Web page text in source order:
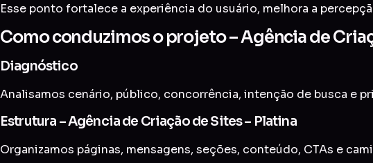
Esse ponto fortalece a experiência do usuário, melhora a
Como conduzimos o projeto – Agência de
Diagnóstico
Analisamos cenário, público, concorrência, intenção de busca e
Estrutura – Agência de Criação de Sites – Platina
Organizamos páginas, mensagens, seções, conteúdo, CTAs e